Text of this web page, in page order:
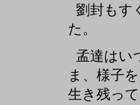
劉封もす
た。
孟達はい
ま、様子
生き残っ